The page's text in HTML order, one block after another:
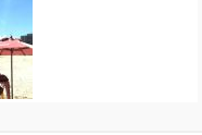
tendrías datos
algún lugar que me
que estoy pensando
algún dato te lo